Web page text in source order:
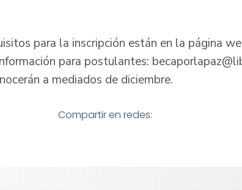
para la inscripción están en la página
para postulantes:
a mediados de diciembre.
Compartir en redes: